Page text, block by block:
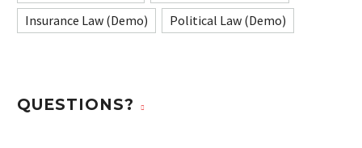
Insurance Law (Demo)
Political Law (Demo)
QUESTIONS?